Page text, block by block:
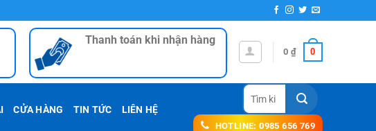
Thanh toán khi nhận hàng
0 ₫ 0
CỬA HÀNG TIN TỨC LIÊN HỆ
Tìm
kiếm:
HOTLINE: 0985 656 769